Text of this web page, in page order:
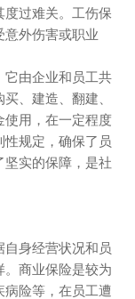
度过难关。工伤保
意外伤害或职业
它由企业和员工共
、建造、翻建、
使用，在一定程度
性规定，确保了员
坚实的保障，是社
自身经营状况和员
。商业保险是较为
病险等，在员工遭